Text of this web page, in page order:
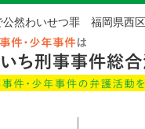
然わいせつ罪 福岡県西